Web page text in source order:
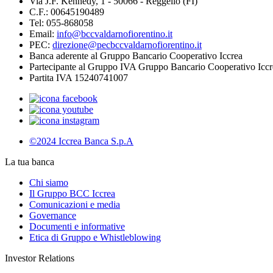
C.F.: 00645190489
Tel: 055-868058
Email: info@bccvaldarnofiorentino.it
PEC: direzione@pecbccvaldarnofiorentino.it
Banca aderente al Gruppo Bancario Cooperativo Iccrea
Partecipante al Gruppo IVA Gruppo Bancario Cooperativo
Partita IVA 15240741007
©2024 Iccrea Banca S.p.A
La tua banca
Chi siamo
Il Gruppo BCC Iccrea
Comunicazioni e media
Governance
Documenti e informative
Etica di Gruppo e Whistleblowing
Investor Relations